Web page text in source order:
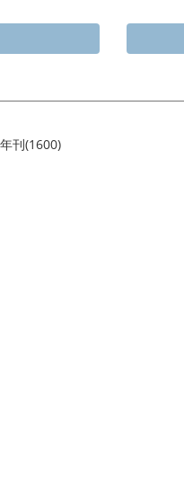
刊(1600)